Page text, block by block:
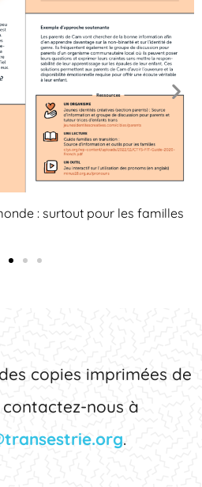
monde : surtout pour les
copies imprimées de
contactez-nous à
.